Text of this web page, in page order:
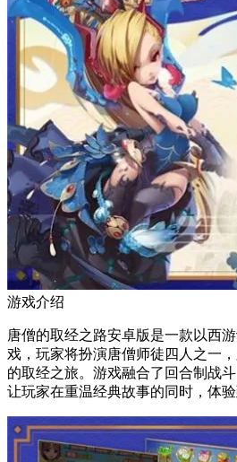
游戏介绍
唐僧的取经之路安卓版是一款以西
戏，玩家将扮演唐僧师徒四人之一
的取经之旅。游戏融合了回合制战
让玩家在重温经典故事的同时，体